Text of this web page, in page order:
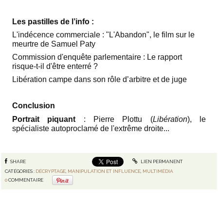
Les pastilles de l’info :
L'indécence commerciale : "L'Abandon", le film sur le
meurtre de Samuel Paty
Commission d'enquête parlementaire : Le rapport
risque-t-il d'être enterré ?
Libération campe dans son rôle d’arbitre et de juge
Conclusion
Portrait piquant : Pierre Plottu (Libération), le
spécialiste autoproclamé de l'extrême droite...
SHARE
LIEN PERMANENT
CATÉGORIES : DÉCRYPTAGE MANIPULATION ET INFLUENCE MULTIMÉDIA
0COMMENTAIRE